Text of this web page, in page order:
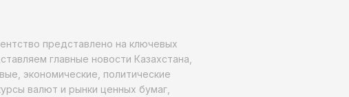
представлено на ключевых
главные новости Казахстана,
экономические, политические
валют и рынки ценных бумаг,